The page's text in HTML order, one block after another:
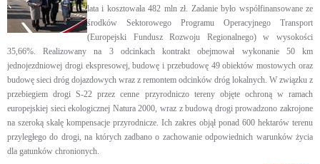
lata i kosztowała 482 mln zł. Zadanie było współfinansowane ze
środków Sektorowego Programu Operacyjnego Transport
(Europejski Fundusz Rozwoju Regionalnego) w wysokości
35,66%. Realizowany na 3 odcinkach kontrakt obejmował wykonanie 50 km
jednojezdniowej drogi ekspresowej, budowę i przebudowę 49 obiektów mostowych oraz
budowę sieci dróg dojazdowych wraz z remontem odcinków dróg lokalnych. W związku z
przebiegiem drogi S-22 przez cenne przyrodniczo tereny objęte ochroną w ramach
europejskiej sieci ekologicznej Natura 2000, wraz z budową drogi prowadzono zakrojone
na szeroką skalę kompensacje przyrodnicze. Ich zakres objął ponad 600 hektarów terenu
przyległego do drogi, na których zadbano o zachowanie odpowiednich warunków życia
dla gatunków chronionych.